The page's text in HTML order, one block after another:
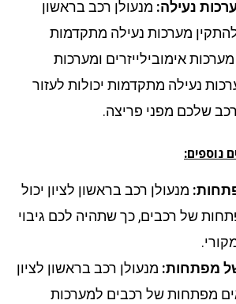
נעילה:מנעולן רכב בראשון
מערכות נעילה מתקדמות
אימובילייזרים ומערכות
נעילה מתקדמות יכולות לעזור
מפני פריצה.
מנעולן רכב בראשון לציון יכול
של רכבים, כך שתהיה לכם גיבוי
מנעולן רכב בראשון לציון
של רכבים למערכות